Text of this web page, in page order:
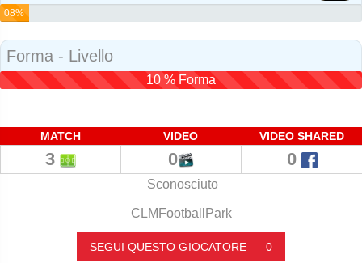
08%
Forma - Livello
10 % Forma
MATCH VIDEO VIDEO SHARED
3 0 0
Sconosciuto
CLMFootballPark
SEGUI QUESTO GIOCATORE 0